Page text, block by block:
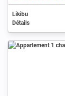
Likibu
Détails